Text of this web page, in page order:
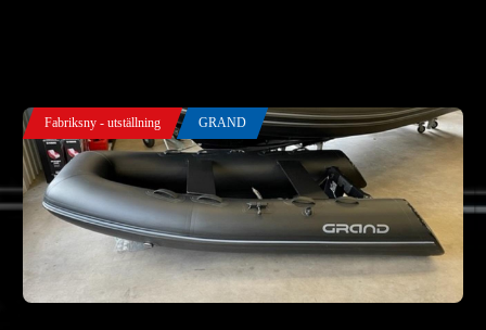
Fabriksny - utställning GRAND